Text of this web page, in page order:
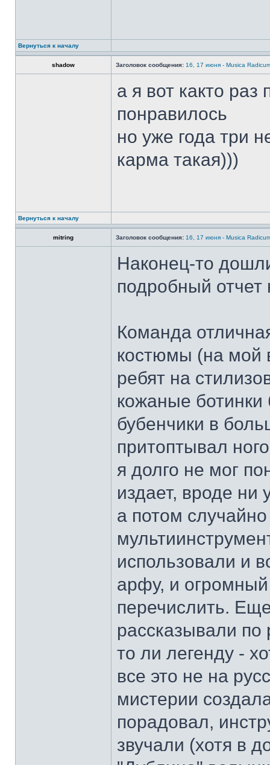
Вернуться к началу
shadow Заголовок сообщения: 16, 17 июня - Musica
а я вот както
понравилось
но уже года три
карма такая)))
Вернуться к началу
mitring Заголовок сообщения: 16, 17 июня - Musica
Наконец-то
подробный отчет
Команда
костюмы (на мой
ребят на
кожаные
бубенчики в
притоптывал
я долго не мог
издает, вроде ни
а потом
использовали и
арфу, и
перечислить.
рассказывали по
то ли легенду -
все это не на
мистерии
порадовал,
звучали (хотя в